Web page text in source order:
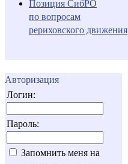
Позиция СибРО
по вопросам
рериховского движения
Авторизация
Логин:
Пароль:
Запомнить меня на